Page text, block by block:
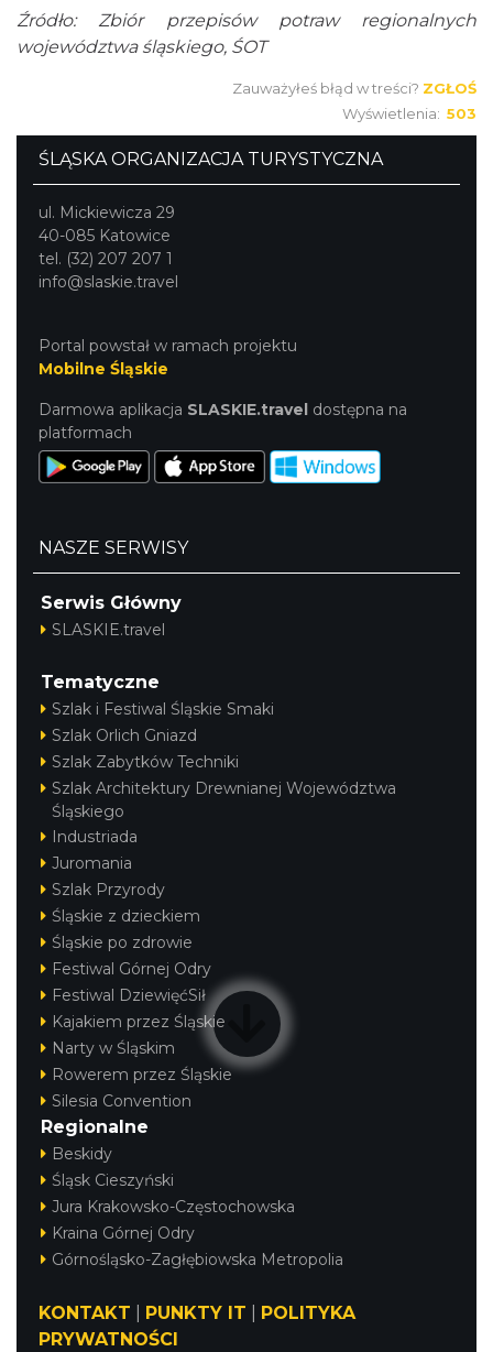
Źródło: Zbiór przepisów potraw regionalnych
województwa śląskiego, ŚOT
Zauważyłeś błąd w treści? ZGŁOŚ
Wyświetlenia: 503
ŚLĄSKA ORGANIZACJA TURYSTYCZNA
ul. Mickiewicza 29
40-085 Katowice
tel. (32) 207 207 1
info@slaskie.travel
Portal powstał w ramach projektu
Mobilne Śląskie
Darmowa aplikacja SLASKIE.travel dostępna na
platformach
NASZE SERWISY
Serwis Główny
SLASKIE.travel
Tematyczne
Szlak i Festiwal Śląskie Smaki
Szlak Orlich Gniazd
Szlak Zabytków Techniki
Szlak Architektury Drewnianej Województwa
Śląskiego
Industriada
Juromania
Szlak Przyrody
Śląskie z dzieckiem
Śląskie po zdrowie
Festiwal Górnej Odry
Festiwal DziewięćSił
Kajakiem przez Śląskie
Narty w Śląskim
Rowerem przez Śląskie
Silesia Convention
Regionalne
Beskidy
Śląsk Cieszyński
Jura Krakowsko-Częstochowska
Kraina Górnej Odry
Górnośląsko-Zagłębiowska Metropolia
KONTAKT PUNKTY IT
POLITYKA
PRYWATNOŚCI